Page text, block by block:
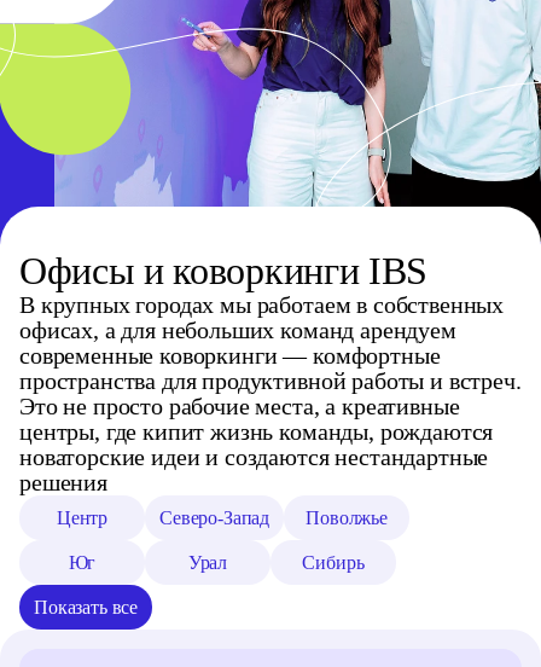
Офисы и коворкинги IBS
В крупных городах мы работаем в собственных
офисах, а для небольших команд арендуем
современные коворкинги — комфортные
пространства для продуктивной работы и встреч.
Это не просто рабочие места, а креативные
центры, где кипит жизнь команды, рождаются
новаторские идеи и создаются нестандартные
решения
Центр Северо-Запад Поволжье
Юг Урал Сибирь
Показать все